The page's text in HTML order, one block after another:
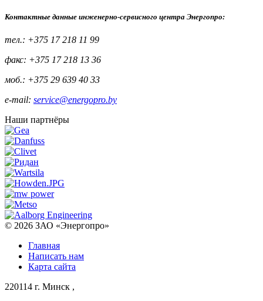
Контактные данные инженерно-сервисного центра Энергопро:
тел.: +375 17 218 11 99
факс: +375 17 218 13 36
моб.: +375 29 639 40 33
e-mail: service@energopro.by
Наши партнёры
© 2026 ЗАО «Энергопро»
Главная
Написать нам
Карта сайта
220114 г. Минск ,